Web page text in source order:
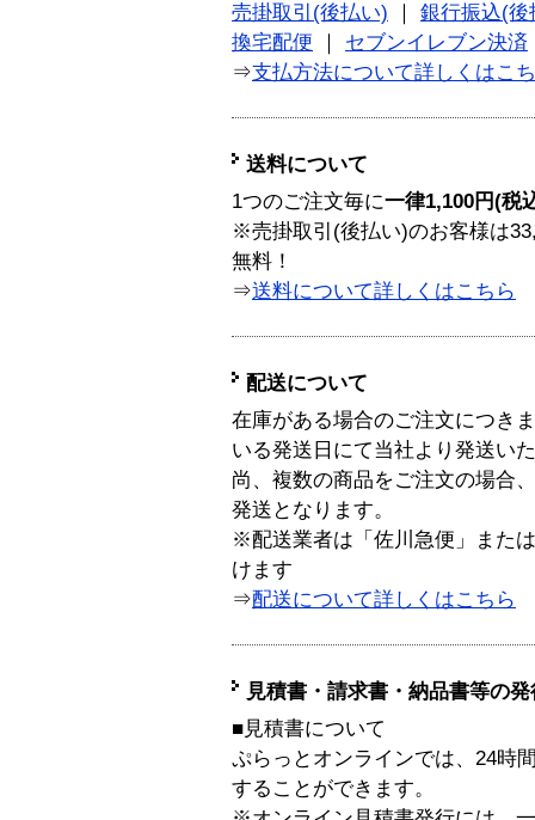
売掛取引(後払い)
銀行振込(後
換宅配便
セブンイレブン決済
⇒支払方法について詳しくはこ
送料について
1つのご注文毎に一律1,100円(税
※売掛取引(後払い)のお客様は
無料！
⇒送料について詳しくはこちら
配送について
在庫がある場合のご注文につき
いる発送日にて当社より発送い
尚、複数の商品をご注文の場合
発送となります。
※配送業者は「佐川急便」また
けます
⇒配送について詳しくはこちら
見積書・請求書・納品書等の
■見積書について
ぷらっとオンラインでは、24時
することができます。